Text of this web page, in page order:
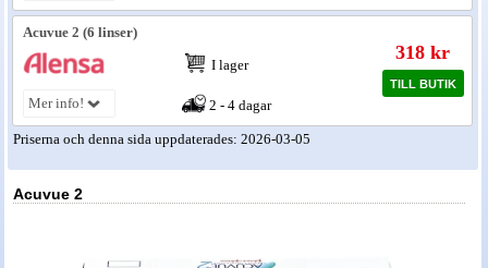
Glasögon
Tillverkare - linser
Linstillbehör
Acuvue 2 (6 linser)
Mer info!
I lager
2 - 4 dagar
318 kr
TILL BUTIK
Priserna och denna sida uppdaterades: 2026-03-05
Acuvue 2